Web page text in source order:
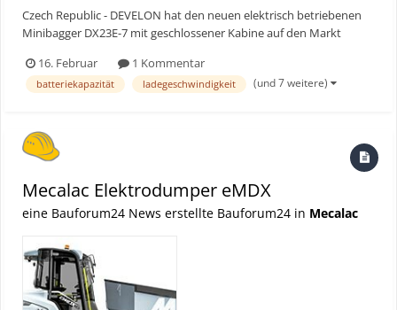
Czech Republic - DEVELON hat den neuen elektrisch betriebenen
Minibagger DX23E-7 mit geschlossener Kabine auf den Markt
elektrischer Bagger des Unternehmens. Bauforum24 Artikel
(20.11.2025): DEVELON Raupenbagger Serie 9 Hohe...
16. Februar 1 Kommentar
batteriekapazität ladegeschwindigkeit (und 7 weitere)
Mecalac Elektrodumper eMDX
eine Bauforum24 News erstellte Bauforum24 in Mecalac